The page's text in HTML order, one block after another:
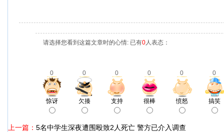
请选择您看到这篇文章时的心情: 已有0人表态：
0 0 0 0 0 0
惊讶 欠揍 支持 很棒 愤怒 搞笑
上一篇： 5名中学生深夜遭围殴致2人死亡 警方已介入调查